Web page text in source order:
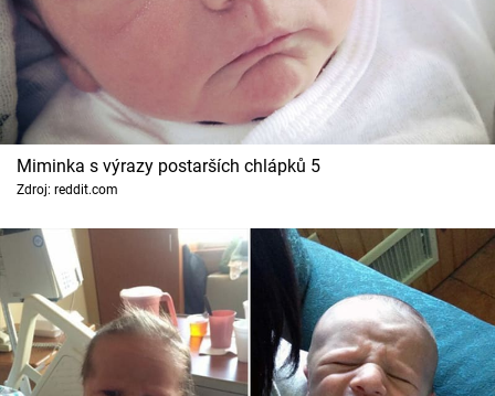
Miminka s výrazy postarších chlápků 5
Zdroj: reddit.com